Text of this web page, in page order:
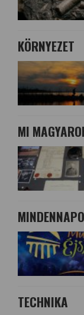
KÖRNYEZET
MI
TECHNIKA